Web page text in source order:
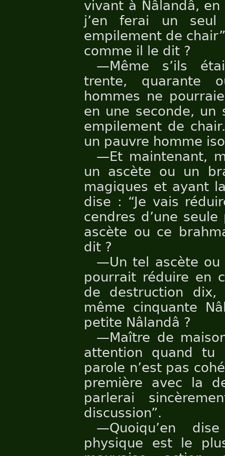
vivant à Nâlandâ,
j’en ferai un
empilement de
comme il le dit ?
—Même s’ils
trente, quarante
hommes ne
en une seconde, un
empilement de
un pauvre homme
—Et maintenant,
un ascète ou un
magiques et ayant
dise : “Je vais
cendres d’une
ascète ou ce
dit ?
—Un tel ascète ou
pourrait réduire en
de destruction dix,
même cinquante
petite Nâlandâ ?
—Maître de
attention quand tu
parole n’est pas
première avec la
parlerai
discussion”.
—Quoiqu’en
physique est le